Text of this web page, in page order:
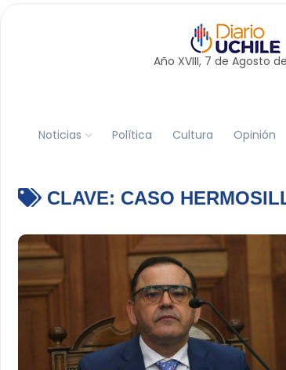
Año XVIII, 7 de Agosto
Noticias Política Cultura Opinión
CLAVE: CASO